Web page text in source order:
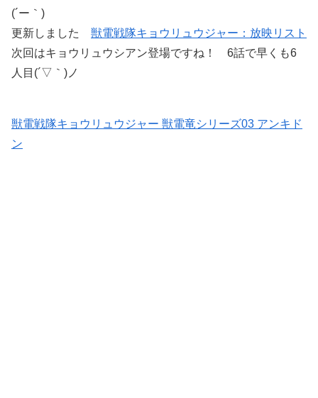
(´ー｀)
更新しました 獣電戦隊キョウリュウジャー：放映リスト
次回はキョウリュウシアン登場ですね！ 6話で早くも6
人目(´▽｀)ノ
獣電戦隊キョウリュウジャー 獣電竜シリーズ03 アンキド
ン